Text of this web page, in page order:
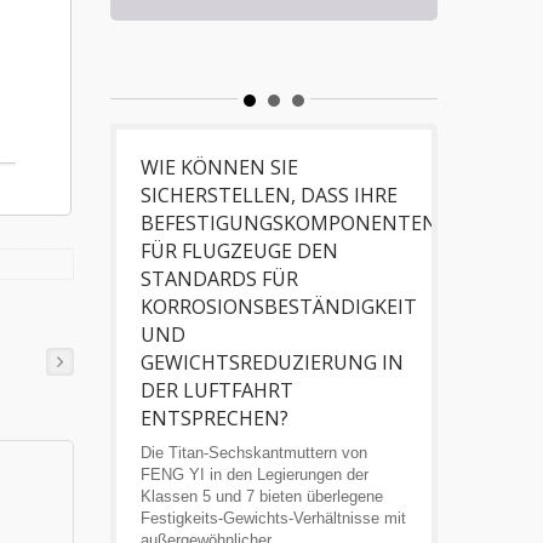
WIE KÖNNEN SIE
SICHERSTELLEN, DASS IHRE
BEFESTIGUNGSKOMPONENTEN
FÜR FLUGZEUGE DEN
STANDARDS FÜR
KORROSIONSBESTÄNDIGKEIT
UND
GEWICHTSREDUZIERUNG IN
DER LUFTFAHRT
ENTSPRECHEN?
Die Titan-Sechskantmuttern von
FENG YI in den Legierungen der
Klassen 5 und 7 bieten überlegene
Festigkeits-Gewichts-Verhältnisse mit